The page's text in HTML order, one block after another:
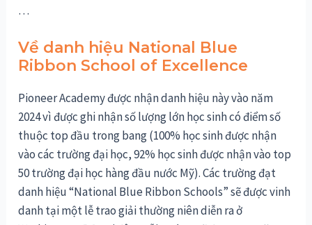
…
Về danh hiệu National Blue
Ribbon School of Excellence
Pioneer Academy được nhận danh hiệu này vào năm
2024 vì được ghi nhận số lượng lớn học sinh có điểm số
thuộc top đầu trong bang (100% học sinh được nhận
vào các trường đại học, 92% học sinh được nhận vào top
50 trường đại học hàng đầu nước Mỹ). Các trường đạt
danh hiệu “National Blue Ribbon Schools” sẽ được vinh
danh tại một lễ trao giải thường niên diễn ra ở